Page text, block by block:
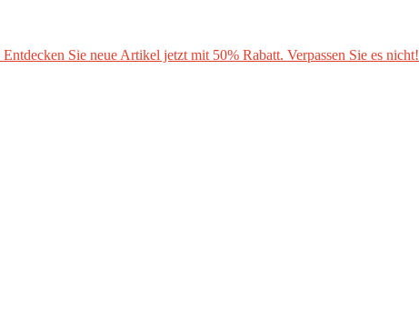
Entdecken Sie neue Artikel jetzt mit 50% Rabatt. Verpassen Sie es nicht!